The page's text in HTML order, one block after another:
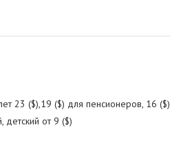
23 ($),19 ($) для пенсионеров, 16 ($)
детский от 9 ($)